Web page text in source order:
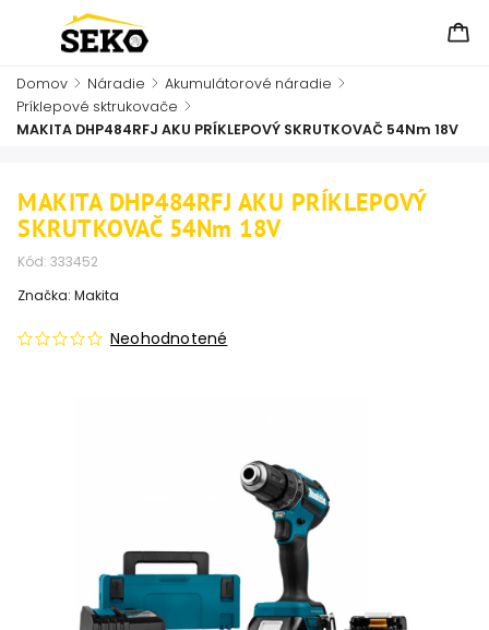
Domov / Náradie / Akumulátorové náradie /
Príklepové sktrukovače /
MAKITA DHP484RFJ AKU PRÍKLEPOVÝ SKRUTKOVAČ 54Nm 18V
MAKITA DHP484RFJ AKU PRÍKLEPOVÝ
SKRUTKOVAČ 54Nm 18V
Kód: 333452
Neohodnotené
Značka: Makita